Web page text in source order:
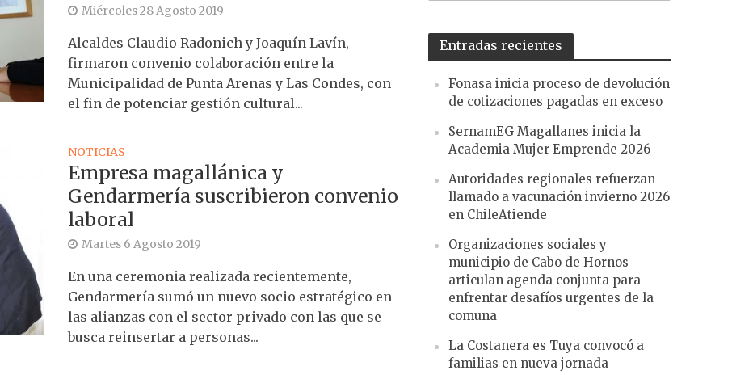
Miércoles 28 Agosto 2019
Alcaldes Claudio Radonich y Joaquín Lavín,
firmaron convenio colaboración entre la
Municipalidad de Punta Arenas y Las Condes, con
el fin de potenciar gestión cultural...
NOTICIAS
Empresa magallánica y
Gendarmería suscribieron convenio
laboral
Martes 6 Agosto 2019
En una ceremonia realizada recientemente,
Gendarmería sumó un nuevo socio estratégico en
las alianzas con el sector privado con las que se
busca reinsertar a personas...
Entradas recientes
Fonasa inicia proceso de devolución
de cotizaciones pagadas en exceso
SernamEG Magallanes inicia la
Academia Mujer Emprende 2026
Autoridades regionales refuerzan
llamado a vacunación invierno 2026
en ChileAtiende
Organizaciones sociales y
municipio de Cabo de Hornos
articulan agenda conjunta para
enfrentar desafíos urgentes de la
comuna
La Costanera es Tuya convocó a
familias en nueva jornada